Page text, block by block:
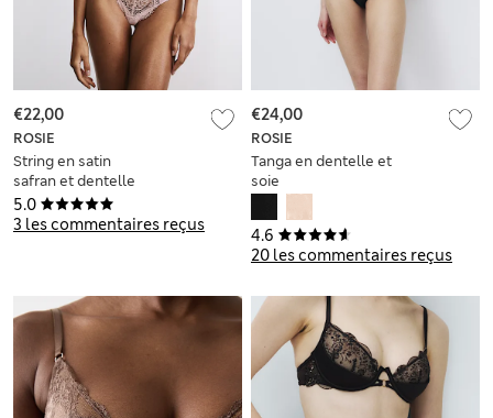
5.0
3 les commentaires reçus
ROSIE
String en satin
safran et dentelle
€22,00
4.6
20 les commentaires reçus
ROSIE
Tanga en dentelle et
soie
€24,00